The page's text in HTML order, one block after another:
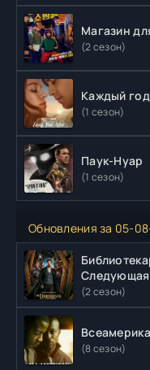
Магазин
(2 сезон)
Каждый
(1 сезон)
Паук-Нуар
(1 сезон)
Обновления за 05-
Следующая
(2 сезон)
(8 сезон)